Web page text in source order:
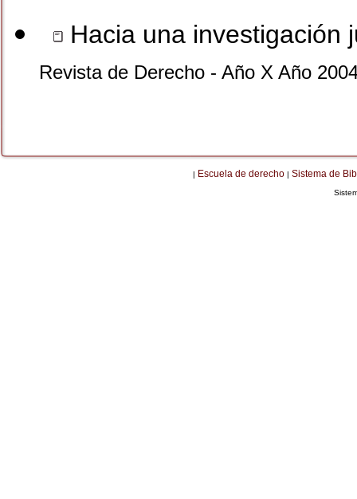
Hacia una investigación
Revista de Derecho - Año X Año
| Escuela de derecho | Sistema de